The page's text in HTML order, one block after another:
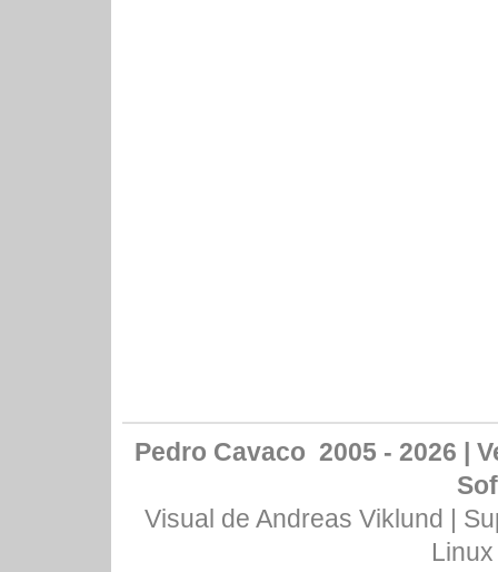
Pedro Cavaco 2005 - 2026 |
Visual de Andreas Viklund |
Linux